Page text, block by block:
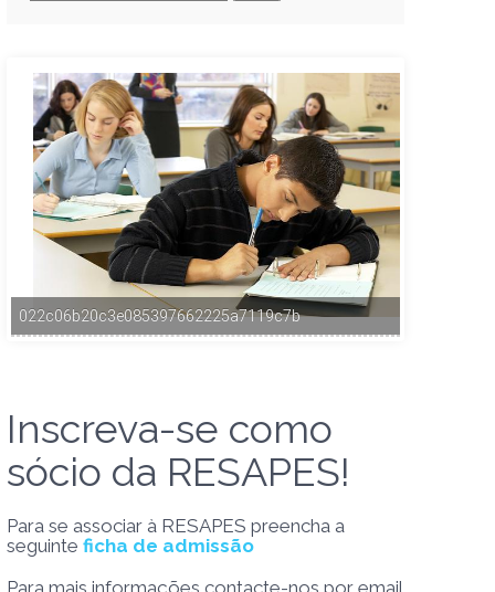
022c06b20c3e085397662225a7119c7b
Inscreva-se como
sócio da RESAPES!
Para se associar à RESAPES preencha a
seguinte ficha de admissão
Para mais informações contacte-nos por email